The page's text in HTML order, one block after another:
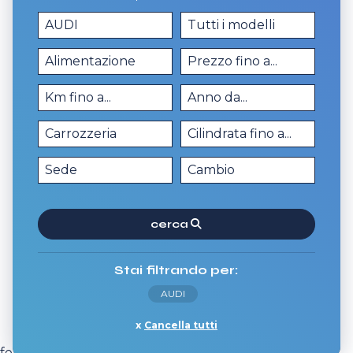
cerca
Stai filtrando per:
AUDI
Cancella tutti